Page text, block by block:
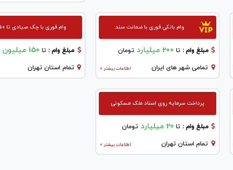
وام بانکی فوری با ضمانت سند
مبلغ وام :تا 200 میلیارد تومان
اطلاعات بیشتر > تمامی شهر های ایران
وام فوری با چک صیادی تا 150 ملیون
مبلغ وام : تا 150 میلیون
تمام استان تهران
پرداخت سرمایه روی اسناد ملک مسکونی
مبلغ وام :تا 20 میلیارد تومان
اطلاعات بیشتر > تمام استان تهران